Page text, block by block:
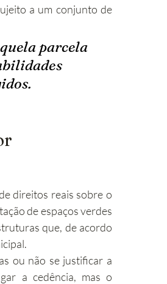
a um conjunto de
parcela
direitos reais sobre o
de espaços verdes
que, de acordo
ou não se justificar a
a cedência, mas o